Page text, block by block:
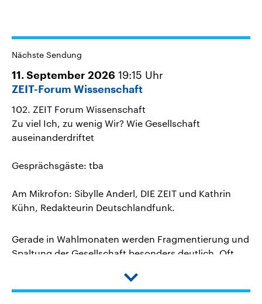
Nächste Sendung
11. September 2026 19:15 Uhr
ZEIT-Forum Wissenschaft
102. ZEIT Forum Wissenschaft
Zu viel Ich, zu wenig Wir? Wie Gesellschaft
auseinanderdriftet
Gesprächsgäste: tba
Am Mikrofon: Sibylle Anderl, DIE ZEIT und Kathrin
Kühn, Redakteurin Deutschlandfunk.
Gerade in Wahlmonaten werden Fragmentierung und
Spaltung der Gesellschaft besonders deutlich. Oft
Urnengang wieder miteinander ins Gespräch
kommen?
Down
arrow